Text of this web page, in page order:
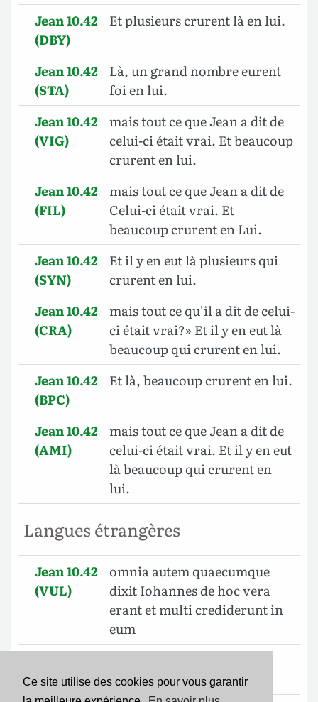
Ce site utilise des cookies pour vous garantir
Jean 10.42
(DBY)
Et plusieurs crurent là en lui.
Jean 10.42
(STA)
Là, un grand nombre eurent
foi en lui.
Jean 10.42
(VIG)
mais tout ce que Jean a dit de
celui-ci était vrai. Et beaucoup
crurent en lui.
Jean 10.42
(FIL)
mais tout ce que Jean a dit de
Celui-ci était vrai. Et
beaucoup crurent en Lui.
Jean 10.42
(SYN)
Et il y en eut là plusieurs qui
crurent en lui.
Jean 10.42
(CRA)
mais tout ce qu’il a dit de celui-
ci était vrai?» Et il y en eut là
beaucoup qui crurent en lui.
Jean 10.42
(BPC)
Et là, beaucoup crurent en lui.
Jean 10.42
(AMI)
mais tout ce que Jean a dit de
celui-ci était vrai. Et il y en eut
là beaucoup qui crurent en
lui.
Langues étrangères
Jean 10.42
(VUL)
omnia autem quaecumque
dixit Iohannes de hoc vera
erant et multi crediderunt in
eum
(SWA)
huko.